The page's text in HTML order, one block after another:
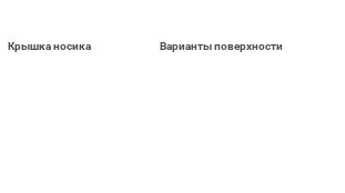
Крышка носика Варианты поверхности